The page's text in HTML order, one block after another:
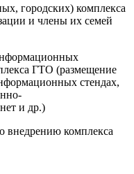
городских) комплекса
и члены их семей
ГТО (размещение
стендах,
и др.)
внедрению комплекса